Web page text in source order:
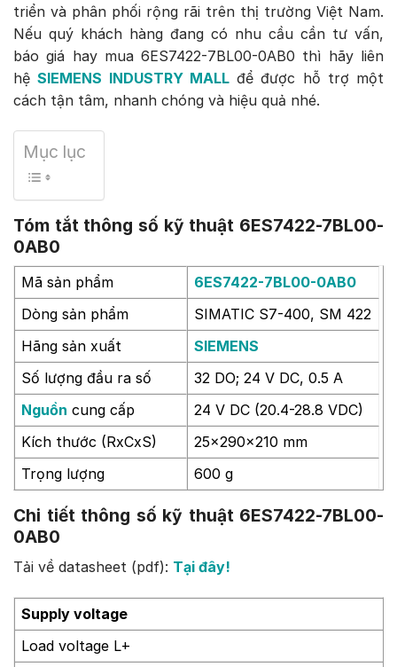
triển và phân phối rộng rãi trên thị trường Việt Nam.
Nếu quý khách hàng đang có nhu cầu cần tư vấn,
báo giá hay mua 6ES7422-7BL00-0AB0 thì hãy liên
hệSIEMENS INDUSTRY MALLđể được hỗ trợ một
cách tận tâm, nhanh chóng và hiệu quả nhé.
Mục lục
Tóm tắt thông số kỹ thuật 6ES7422-7BL00-
0AB0
Mã sản phẩm
6ES7422-7BL00-0AB0
Dòng sản phẩm
SIMATIC S7-400, SM 422
Hãng sản xuất
SIEMENS
Số lượng đầu ra số
32 DO; 24 V DC, 0.5 A
Nguồn cung cấp
24 V DC (20.4-28.8 VDC)
Kích thước (RxCxS)
25x290x210 mm
Trọng lượng
600 g
Chi tiết thông số kỹ thuật 6ES7422-7BL00-
0AB0
Tải về datasheet (pdf): Tại đây!
Supply voltage
Load voltage L+